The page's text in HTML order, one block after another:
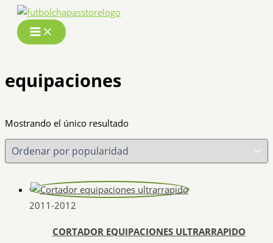
contenido
equipaciones
Mostrando el único resultado
2011-2012
CORTADOR EQUIPACIONES ULTRARRAPIDO